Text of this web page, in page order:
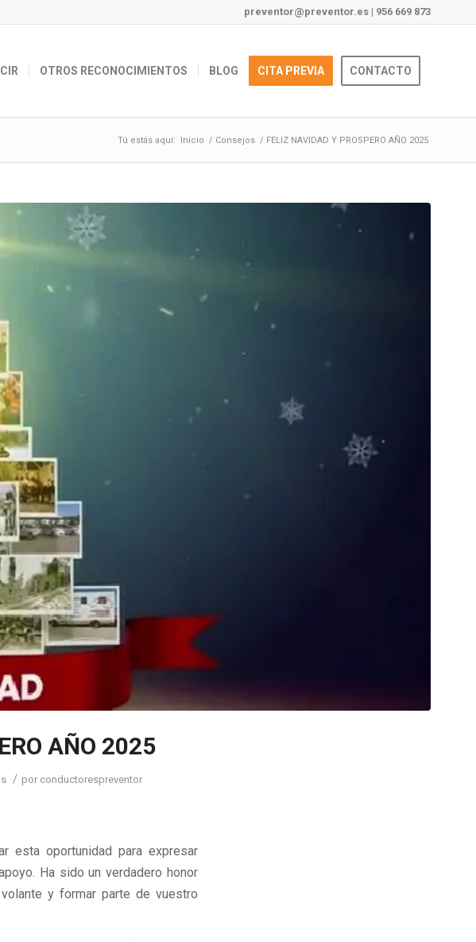
preventor@preventor.es | 956 669 873
OTROS RECONOCIMIENTOS BLOG CITA PREVIA CONTACTO
Tú estás aquí: Inicio / Consejos / FELIZ NAVIDAD Y PROSPERO AÑO 2025
AÑO 2025
/ por conductorespreventor
esta oportunidad para expresar
Ha sido un verdadero honor
y formar parte de vuestro